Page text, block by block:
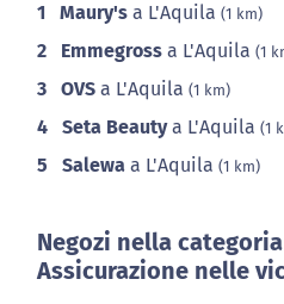
1 Maury's a L'Aquila (1 km)
2 Emmegross a L'Aquila (1
3 OVS a L'Aquila (1 km)
4 Seta Beautya L'Aquila (1
5 Salewa a L'Aquila (1 km)
Negozi nella
Assicurazione nelle